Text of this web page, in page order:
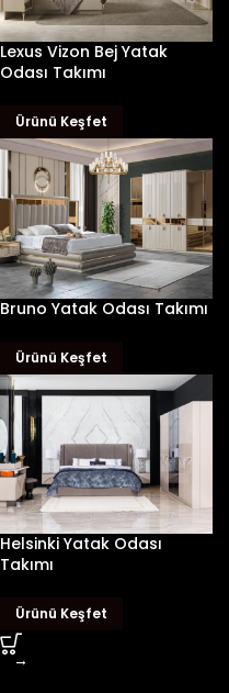
Lexus Vizon Bej Yatak
Odası Takımı
Ürünü Keşfet
Bruno Yatak Odası Takımı
Ürünü Keşfet
Helsinki Yatak Odası
Takımı
Ürünü Keşfet
→